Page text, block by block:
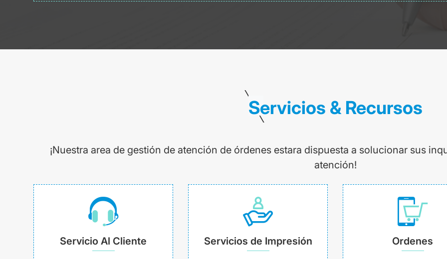
Servicios & Recursos
¡Nuestra area de gestión de atención de órdenes estara dispuesta a solucionar sus
atención!
Servicio Al Cliente Servicios de Impresión Ordenes